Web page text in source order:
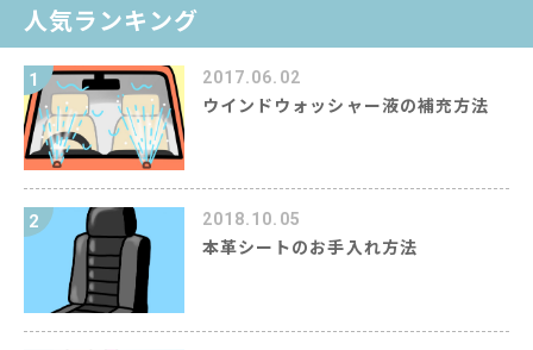
人気ランキング
1 2017.06.02
ウインドウォッシャー液の補充方法
2 2018.10.05
本革シートのお手入れ方法